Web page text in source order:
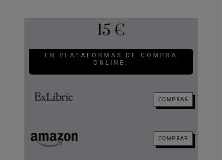
15 €
EN PLATAFORMAS DE COMPRA
ONLINE:
COMPRAR
COMPRAR